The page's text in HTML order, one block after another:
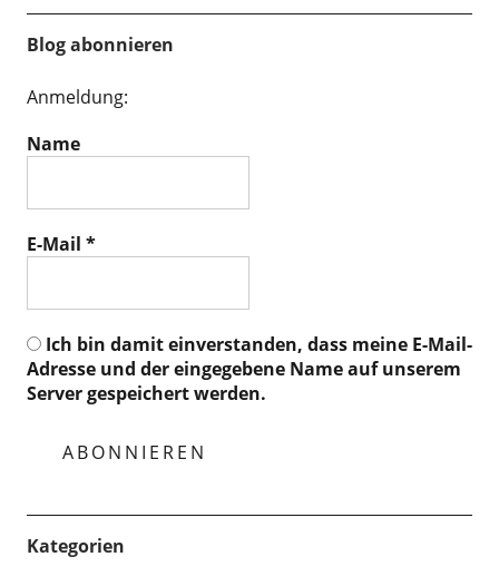
Blog abonnieren
Anmeldung:
Name
E-Mail *
Ich bin damit einverstanden, dass meine E-Mail-
Adresse und der eingegebene Name auf unserem
Server gespeichert werden.
Kategorien